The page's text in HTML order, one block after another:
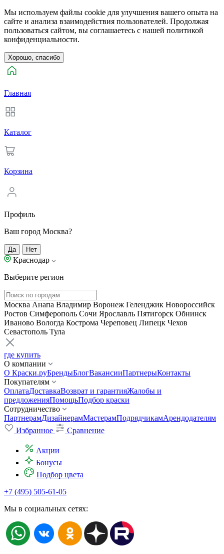
Мы используем файлы cookie для улучшения вашего опыта на
сайте и анализа взаимодействия пользователей. Продолжая
пользоваться сайтом, вы соглашаетесь с нашей политикой
конфиденциальности.
Хорошо, спасибо
Главная
Каталог
Корзина
Профиль
Ваш город Москва?
Да Нет
Краснодар
Выберите регион
Москва Анапа Владимир Воронеж Геленджик Новороссийск
Ростов Симферополь Сочи Ярославль Пятигорск Обнинск
Иваново Вологда Кострома Череповец Липецк Чехов
Севастополь Тула
где купить
О компании
О Краски.руБрендыБлогВакансииПартнерыКонтакты
Покупателям
ОплатаДоставкаВозврат и гарантияЖалобы и
предложенияПомощьПодбор краски
Сотрудничество
ПартнерамДизайнерамМастерамПодрядчикамАрендодателям
Избранное
Сравнение
Акции
Бонусы
Подбор цвета
+7 (495) 505-61-05
Мы в социальных сетях: